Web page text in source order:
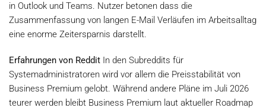
in Outlook und Teams. Nutzer betonen dass die
Zusammenfassung von langen E-Mail Verläufen im Arbeitsalltag
eine enorme Zeitersparnis darstellt.
Erfahrungen von Reddit In den Subreddits für
Systemadministratoren wird vor allem die Preisstabilität von
Business Premium gelobt. Während andere Pläne im Juli 2026
teurer werden bleibt Business Premium laut aktueller Roadmap